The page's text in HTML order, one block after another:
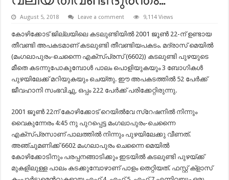
August 5, 2018 Leave a comment 9,114 Views
കോഴിക്കോട് ജില്ലയിലെ കടലുണ്ടിയിൽ 2001 ജൂൺ 22-ന് ഉണ്ടായ
തീവണ്ടി അപകടമാണ് കടലുണ്ടി തീവണ്ടിയപകടം. മദ്രാസ് മെയിൽ
(മംഗലാപുരം-ചെന്നൈ എക്സ്പ്രസ് (6602)) കടലുണ്ടി പുഴയുടെ
മീതെ കടന്നുപോകുമ്പോൾ പാലം പൊളിയുകയും 3 ബോഗികൾ
പുഴയിലേക്ക് മറിയുകയും ചെയ്തു. ഈ അപകടത്തിൽ 52 പേർക്ക്
ജീവഹാനി സംഭവിച്ചു, ഒപ്പം 222 പേർക്ക് പരിക്കേറ്റിരുന്നു.
2001 ജൂണ്‍ 22ന് കോഴിക്കോട് റെയിൽവേ സ്റേഷനിൽ നിന്നും
വൈകുന്നേരം 4:45 നു പുറപ്പെട്ട മംഗലാപുരം-ചെന്നൈ
എക്സ്പ്രസാണ് പാലത്തിൽ നിന്നും പുഴയിലേക്കു വീണത്.
അഞ്ചുമണിക്ക് 6602 മംഗലാപുരം ചെന്നൈ മെയില്‍
കോഴിക്കോടിനും പരപ്പനങ്ങാടിക്കും ഇടയില്‍ കടലുണ്ടി പുഴയ്ക്ക്
മുകളിലുള്ള പാലം കടക്കുമ്പോഴാണ് പാളം തെറ്റിയത്. ഫസ്റ്റ് ക്ളാസ്